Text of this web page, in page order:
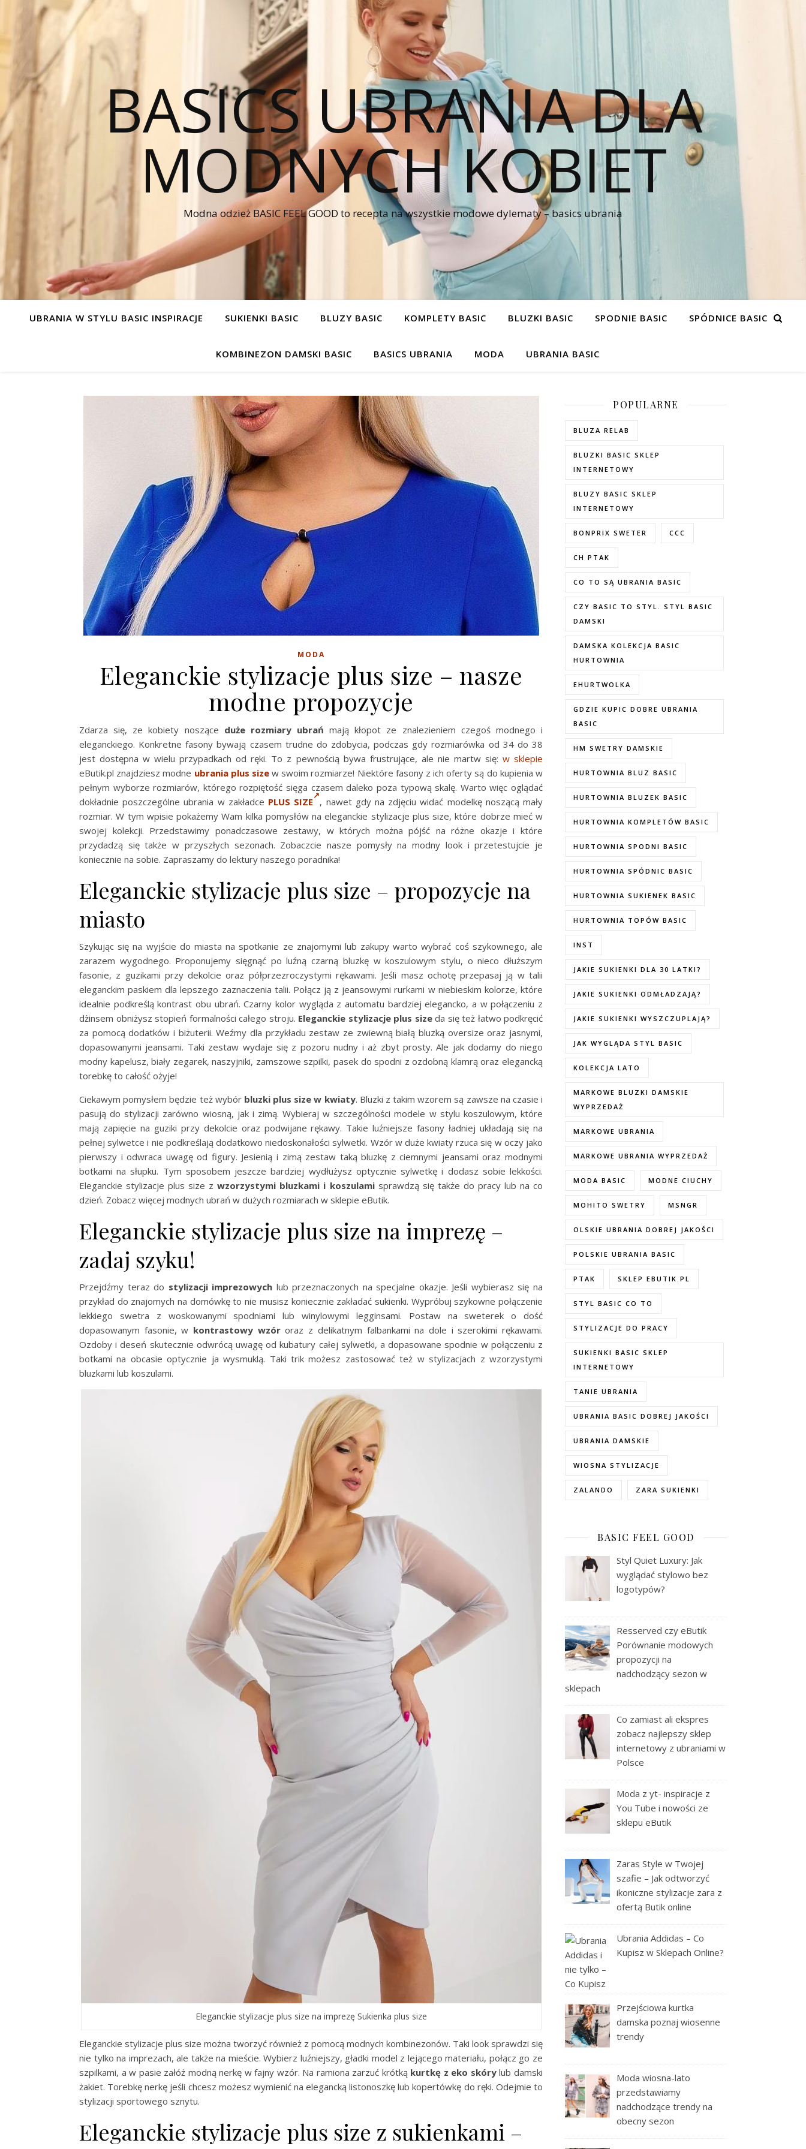
BASICS UBRANIA DLA
MODNYCH KOBIET
Modna odzież BASIC FEEL GOOD to recepta na wszystkie modowe dylematy – basics ubrania
UBRANIA W STYLU BASIC INSPIRACJE SUKIENKI BASIC BLUZY BASIC KOMPLETY BASIC BLUZKI BASIC SPODNIE BASIC SPÓDNICE BASIC
KOMBINEZON DAMSKI BASIC BASICS UBRANIA MODA UBRANIA BASIC
MODA
Eleganckie stylizacje plus size – nasze
modne propozycje
Zdarza się, ze kobiety noszące duże rozmiary ubrań mają kłopot ze znalezieniem czegoś modnego i
eleganckiego. Konkretne fasony bywają czasem trudne do zdobycia, podczas gdy rozmiarówka od 34 do 38
jest dostępna w wielu przypadkach od ręki. To z pewnością bywa frustrujące, ale nie martw się: w sklepie
eButik.pl znajdziesz modne ubrania plus sizew swoim rozmiarze! Niektóre fasony z ich oferty są do kupienia w
pełnym wyborze rozmiarów, którego rozpiętość sięga czasem daleko poza typową skalę. Warto więc oglądać
dokładnie poszczególne ubrania w zakładce PLUS SIZE
, nawet gdy na zdjęciu widać modelkę noszącą mały
rozmiar. W tym wpisie pokażemy Wam kilka pomysłów na eleganckie stylizacje plus size, które dobrze mieć w
swojej kolekcji. Przedstawimy ponadczasowe zestawy, w których można pójść na różne okazje i które
przydadzą się także w przyszłych sezonach. Zobaczcie nasze pomysły na modny look i przetestujcie je
koniecznie na sobie. Zapraszamy do lektury naszego poradnika!
Eleganckie stylizacje plus size – propozycje na
miasto
Szykując się na wyjście do miasta na spotkanie ze znajomymi lub zakupy warto wybrać coś szykownego, ale
zarazem wygodnego. Proponujemy sięgnąć po luźną czarną bluzkę w koszulowym stylu, o nieco dłuższym
fasonie, z guzikami przy dekolcie oraz półprzezroczystymi rękawami. Jeśli masz ochotę przepasaj ją w talii
eleganckim paskiem dla lepszego zaznaczenia talii. Połącz ją z jeansowymi rurkami w niebieskim kolorze, które
idealnie podkreślą kontrast obu ubrań. Czarny kolor wygląda z automatu bardziej elegancko, a w połączeniu z
dżinsem obniżysz stopień formalności całego stroju. Eleganckie stylizacje plus sizeda się też łatwo podkręcić
za pomocą dodatków i biżuterii. Weźmy dla przykładu zestaw ze zwiewną białą bluzką oversize oraz jasnymi,
dopasowanymi jeansami. Taki zestaw wydaje się z pozoru nudny i aż zbyt prosty. Ale jak dodamy do niego
modny kapelusz, biały zegarek, naszyjniki, zamszowe szpilki, pasek do spodni z ozdobną klamrą oraz elegancką
torebkę to całość ożyje!
Ciekawym pomysłem będzie też wybór bluzki plus size w kwiaty. Bluzki z takim wzorem są zawsze na czasie i
pasują do stylizacji zarówno wiosną, jak i zimą. Wybieraj w szczególności modele w stylu koszulowym, które
mają zapięcie na guziki przy dekolcie oraz podwijane rękawy. Takie luźniejsze fasony ładniej układają się na
pełnej sylwetce i nie podkreślają dodatkowo niedoskonałości sylwetki. Wzór w duże kwiaty rzuca się w oczy jako
pierwszy i odwraca uwagę od figury. Jesienią i zimą zestaw taką bluzkę z ciemnymi jeansami oraz modnymi
botkami na słupku. Tym sposobem jeszcze bardziej wydłużysz optycznie sylwetkę i dodasz sobie lekkości.
Eleganckie stylizacje plus size zwzorzystymi bluzkami i koszulamisprawdzą się także do pracy lub na co
dzień. Zobacz więcej modnych ubrań w dużych rozmiarach w sklepie eButik.
Eleganckie stylizacje plus size na imprezę –
zadaj szyku!
Przejdźmy teraz do stylizacji imprezowych lub przeznaczonych na specjalne okazje. Jeśli wybierasz się na
przykład do znajomych na domówkę to nie musisz koniecznie zakładać sukienki. Wypróbuj szykowne połączenie
lekkiego swetra z woskowanymi spodniami lub winylowymi legginsami. Postaw na sweterek o dość
dopasowanym fasonie, w kontrastowy wzóroraz z delikatnym falbankami na dole i szerokimi rękawami.
Ozdoby i deseń skutecznie odwrócą uwagę od kubatury całej sylwetki, a dopasowane spodnie w połączeniu z
botkami na obcasie optycznie ja wysmuklą. Taki trik możesz zastosować też w stylizacjach z wzorzystymi
bluzkami lub koszulami.
Eleganckie stylizacje plus size na imprezę Sukienka plus size
Eleganckie stylizacje plus size można tworzyć również z pomocą modnych kombinezonów. Taki look sprawdzi się
nie tylko na imprezach, ale także na mieście. Wybierz luźniejszy, gładki model z lejącego materiału, połącz go ze
szpilkami, a w pasie załóż modną nerkę w fajny wzór. Na ramiona zarzuć krótką kurtkę z eko skórylub damski
żakiet. Torebkę nerkę jeśli chcesz możesz wymienić na elegancką listonoszkę lub kopertówkę do ręki. Odejmie to
stylizacji sportowego sznytu.
Eleganckie stylizacje plus size z sukienkami –
POPULARNE
BLUZA RELAB
BLUZKI BASIC SKLEP
INTERNETOWY
BLUZY BASIC SKLEP
INTERNETOWY
BONPRIX SWETER CCC
CH PTAK
CO TO SĄ UBRANIA BASIC
CZY BASIC TO STYL. STYL BASIC
DAMSKI
DAMSKA KOLEKCJA BASIC
HURTOWNIA
EHURTWOLKA
GDZIE KUPIC DOBRE UBRANIA
BASIC
HM SWETRY DAMSKIE
HURTOWNIA BLUZ BASIC
HURTOWNIA BLUZEK BASIC
HURTOWNIA KOMPLETÓW BASIC
HURTOWNIA SPODNI BASIC
HURTOWNIA SPÓDNIC BASIC
HURTOWNIA SUKIENEK BASIC
HURTOWNIA TOPÓW BASIC
INST
JAKIE SUKIENKI DLA 30 LATKI?
JAKIE SUKIENKI ODMŁADZAJĄ?
JAKIE SUKIENKI WYSZCZUPLAJĄ?
JAK WYGLĄDA STYL BASIC
KOLEKCJA LATO
MARKOWE BLUZKI DAMSKIE
WYPRZEDAŻ
MARKOWE UBRANIA
MARKOWE UBRANIA WYPRZEDAŻ
MODA BASIC MODNE CIUCHY
MOHITO SWETRY MSNGR
OLSKIE UBRANIA DOBREJ JAKOŚCI
POLSKIE UBRANIA BASIC
PTAK SKLEP EBUTIK.PL
STYL BASIC CO TO
STYLIZACJE DO PRACY
SUKIENKI BASIC SKLEP
INTERNETOWY
TANIE UBRANIA
UBRANIA BASIC DOBREJ JAKOŚCI
UBRANIA DAMSKIE
WIOSNA STYLIZACJE
ZALANDO ZARA SUKIENKI
BASIC FEEL GOOD
Styl Quiet Luxury: Jak
wyglądać stylowo bez
logotypów?
Resserved czy eButik
Porównanie modowych
propozycji na
nadchodzący sezon w
sklepach
Co zamiast ali ekspres
zobacz najlepszy sklep
internetowy z ubraniami w
Polsce
Moda z yt- inspiracje z
You Tube i nowości ze
sklepu eButik
Zaras Style w Twojej
szafie – Jak odtworzyć
ikoniczne stylizacje zara z
ofertą Butik online
Ubrania Addidas – Co
Kupisz w Sklepach Online?
Przejściowa kurtka
damska poznaj wiosenne
trendy
Moda wiosna-lato
przedstawiamy
nadchodzące trendy na
obecny sezon